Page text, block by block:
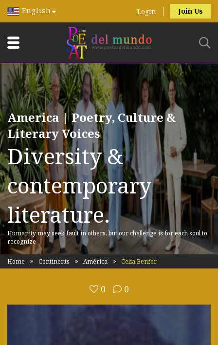
English Login Join Us
America | Poetry, Culture &
Literary Voices
Diversity &
contemporary
literature.
Humanity may seek fault in others, but our challenge is for each soul to
recognize
Home Continents América Celia Benfer
0 0